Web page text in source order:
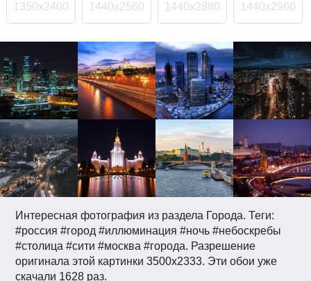
Интересная фотография из раздела Города. Теги:
#россия #город #иллюминация #ночь #небоскребы
#столица #сити #москва #города. Разрешение
оригинала этой картинки 3500x2333. Эти обои уже
скачали 1628 раз.
1350x2400 1440x2560 1440x2880 1440x2960